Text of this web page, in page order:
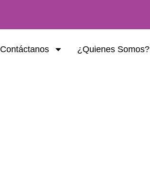
Contáctanos ¿Quienes Somos?